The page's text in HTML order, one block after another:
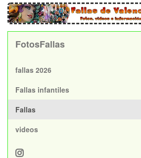
FotosFallas
fallas 2026
Fallas infantiles
Fallas
videos